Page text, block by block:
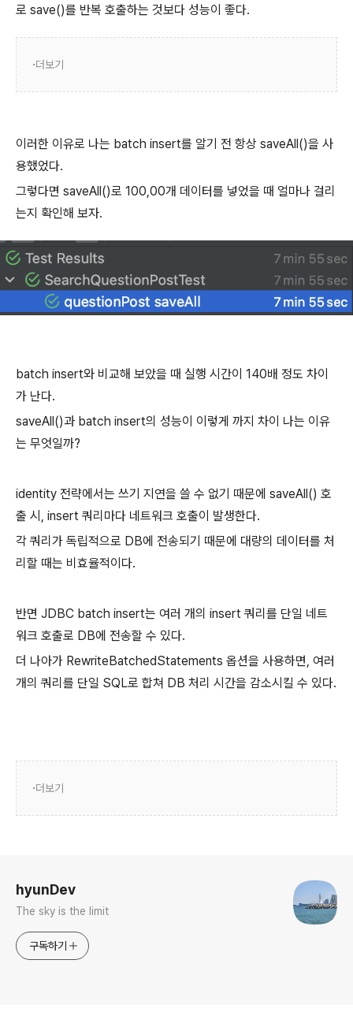
로 save()를 반복 호출하는 것보다 성능이 좋다.
더보기
이러한 이유로 나는 batch insert를 알기 전 항상 saveAll()을 사
용했었다.
그렇다면 saveAll()로 100,00개 데이터를 넣었을 때 얼마나 걸리
는지 확인해 보자.
batch insert와 비교해 보았을 때 실행 시간이 140배 정도 차이
가 난다.
saveAll()과 batch insert의 성능이 이렇게 까지 차이 나는 이유
는 무엇일까?
identity 전략에서는 쓰기 지연을 쓸 수 없기 때문에 saveAll() 호
출 시, insert 쿼리마다 네트워크 호출이 발생한다.
각 쿼리가 독립적으로 DB에 전송되기 때문에 대량의 데이터를 처
리할 때는 비효율적이다.
반면 JDBC batch insert는 여러 개의 insert 쿼리를 단일 네트
워크 호출로 DB에 전송할 수 있다.
더 나아가 RewriteBatchedStatements 옵션을 사용하면, 여러
개의 쿼리를 단일 SQL로 합쳐 DB 처리 시간을 감소시킬 수 있다.
더보기
hyunDev
The sky is the limit
구독하기